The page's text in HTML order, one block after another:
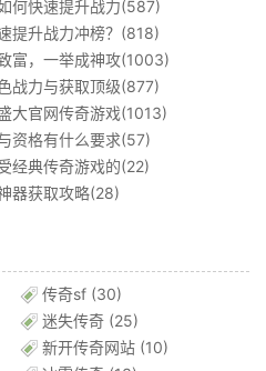
何快速提升战力(587)
提升战力冲榜？(818)
富，一举成神攻(1003)
战力与获取顶级(877)
大官网传奇游戏(1013)
资格有什么要求(57)
经典传奇游戏的(22)
器获取攻略(28)
传奇sf (30)
迷失传奇 (25)
新开传奇网站 (10)